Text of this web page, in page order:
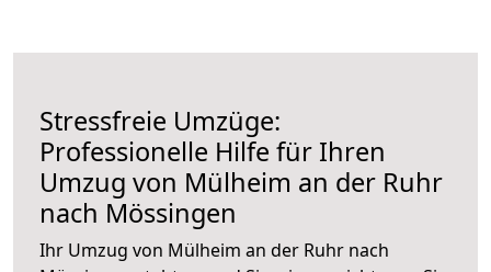
Stressfreie Umzüge:
Professionelle Hilfe für Ihren
Umzug von Mülheim an der Ruhr
nach Mössingen
Ihr Umzug von Mülheim an der Ruhr nach